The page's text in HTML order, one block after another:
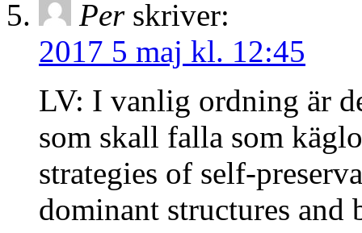
Per skriver:
2017 5 maj kl. 12:45
LV: I vanlig ordning är
som skall falla som
strategies of self-
dominant structures